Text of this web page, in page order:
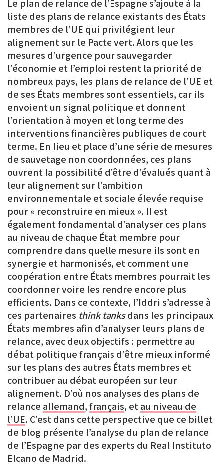
Le plan de relance de l’Espagne s’ajoute à la
liste des plans de relance existants des États
membres de l’UE qui privilégient leur
alignement sur le Pacte vert. Alors que les
mesures d’urgence pour sauvegarder
l’économie et l’emploi restent la priorité de
nombreux pays, les plans de relance de l’UE et
de ses États membres sont essentiels, car ils
envoient un signal politique et donnent
l’orientation à moyen et long terme des
interventions financières publiques de court
terme. En lieu et place d’une série de mesures
de sauvetage non coordonnées, ces plans
ouvrent la possibilité d’être d’évalués quant à
leur alignement sur l’ambition
environnementale et sociale élevée requise
pour « reconstruire en mieux ». Il est
également fondamental d’analyser ces plans
au niveau de chaque État membre pour
comprendre dans quelle mesure ils sont en
synergie et harmonisés, et comment une
coopération entre États membres pourrait les
coordonner voire les rendre encore plus
efficients. Dans ce contexte, l’Iddri s’adresse à
ces partenaires think tanksdans les principaux
États membres afin d’analyser leurs plans de
relance, avec deux objectifs : permettre au
débat politique français d’être mieux informé
sur les plans des autres États membres et
contribuer au débat européen sur leur
alignement. D’où nos analyses des plans de
relance allemand,français, etau niveau de
l’UE. C’est dans cette perspective que ce billet
de blog présente l’analyse du plan de relance
de l’Espagne par des experts du Real Instituto
Elcano de Madrid.